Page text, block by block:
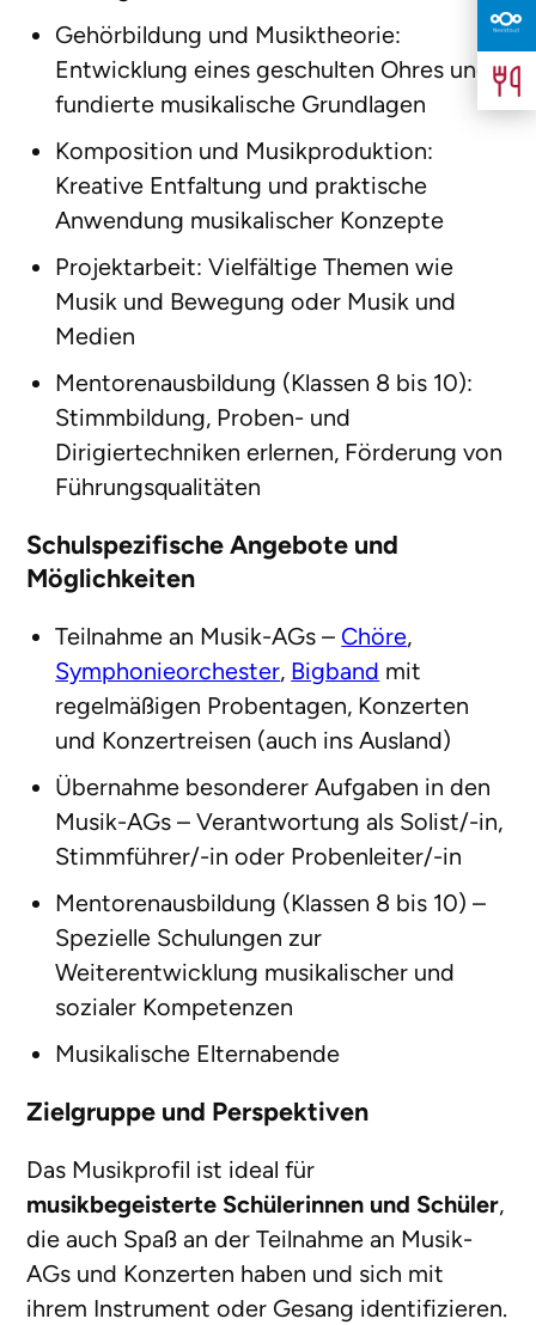
Gehörbildung und Musiktheorie:
Entwicklung eines geschulten Ohres und
fundierte musikalische Grundlagen
Komposition und Musikproduktion:
Kreative Entfaltung und praktische
Anwendung musikalischer Konzepte
Projektarbeit: Vielfältige Themen wie
Musik und Bewegung oder Musik und
Medien
Mentorenausbildung (Klassen 8 bis 10):
Stimmbildung, Proben- und
Dirigiertechniken erlernen, Förderung von
Führungsqualitäten
Schulspezifische Angebote und
Möglichkeiten
Teilnahme an Musik-AGs – Chöre,
Symphonieorchester, Bigband mit
regelmäßigen Probentagen, Konzerten
und Konzertreisen (auch ins Ausland)
Übernahme besonderer Aufgaben in den
Musik-AGs – Verantwortung als Solist/-in,
Stimmführer/-in oder Probenleiter/-in
Mentorenausbildung (Klassen 8 bis 10) –
Spezielle Schulungen zur
Weiterentwicklung musikalischer und
sozialer Kompetenzen
Musikalische Elternabende
Zielgruppe und Perspektiven
Das Musikprofil ist ideal für
musikbegeisterte Schülerinnen und Schüler,
die auch Spaß an der Teilnahme an Musik-
AGs und Konzerten haben und sich mit
ihrem Instrument oder Gesang identifizieren.